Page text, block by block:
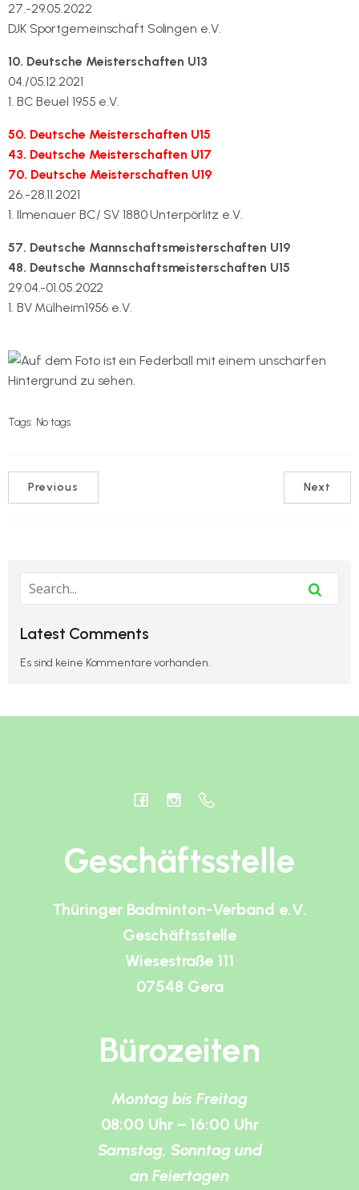
27.-29.05.2022
DJK Sportgemeinschaft Solingen e.V.
10. Deutsche Meisterschaften U13
04./05.12.2021
1. BC Beuel 1955 e.V.
50. Deutsche Meisterschaften U15
43. Deutsche Meisterschaften U17
70. Deutsche Meisterschaften U19
26.-28.11.2021
1. Ilmenauer BC/ SV 1880 Unterpörlitz e.V.
57. Deutsche Mannschaftsmeisterschaften U19
48. Deutsche Mannschaftsmeisterschaften U15
29.04.-01.05.2022
1. BV Mülheim1956 e.V.
Tags: No tags
Previous Next
Latest Comments
Es sind keine Kommentare vorhanden.
Geschäftsstelle
Thüringer Badminton-Verband e.V.
Geschäftsstelle
Wiesestraße 111
07548 Gera
Bürozeiten
Montag bis Freitag
08:00 Uhr – 16:00 Uhr
Samstag, Sonntag und
an Feiertagen